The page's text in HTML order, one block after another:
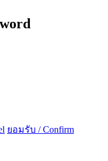
ยอมรับ / Confirm